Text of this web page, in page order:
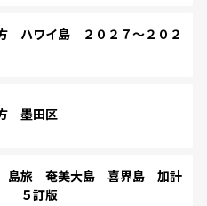
ハワイ島 ２０２７～２０２
墨田区
島旅 奄美大島 喜界島 加計
５訂版